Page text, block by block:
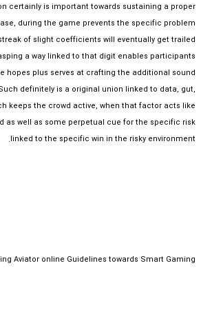
certainly is important towards sustaining a proper
during the game prevents the specific problem
of slight coefficients will eventually get trailed
a way linked to that digit enables participants
hopes plus serves at crafting the additional sound
definitely is a original union linked to data, gut,
keeps the crowd active, when that factor acts like
as well as some perpetual cue for the specific risk
linked to the specific win in the risky environment.
Aviator online Guidelines towards Smart Gaming